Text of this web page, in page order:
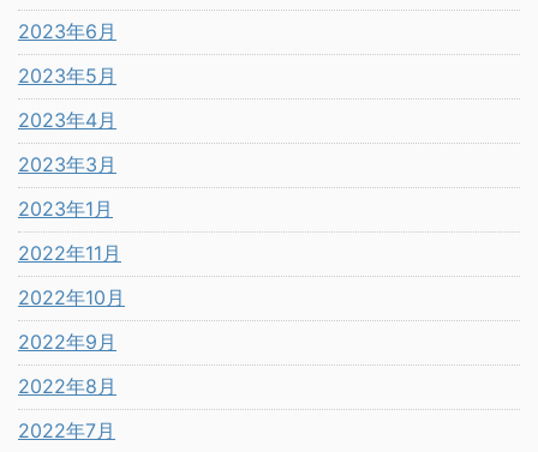
2023年6月
2023年5月
2023年4月
2023年3月
2023年1月
2022年11月
2022年10月
2022年9月
2022年8月
2022年7月